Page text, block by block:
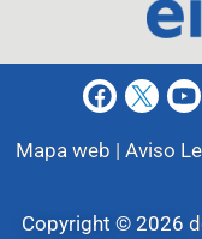
Mapa web | Aviso
Copyright © 2026